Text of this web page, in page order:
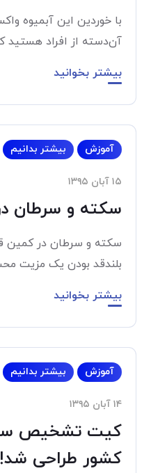
با خوردین این آبمیوه
آن‌دسته از افراد هستید
بیشتر بخوانید
آموزش بیشتر بدانیم
۱۵ آبان ۱۳۹۵
سکته و سرطان
سکته و سرطان در کمین
بلندقد بودن یک مزیت
بیشتر بخوانید
آموزش بیشتر بدانیم
۱۴ آبان ۱۳۹۵
کیت تشخیص
کشور طراحی شد!